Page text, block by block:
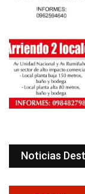
Noticias